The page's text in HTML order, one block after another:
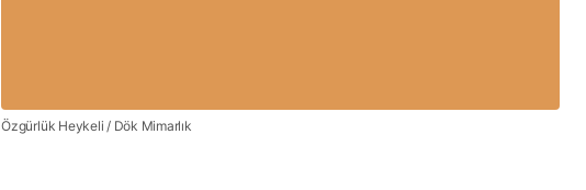
Özgürlük Heykeli / Dök Mimarlık